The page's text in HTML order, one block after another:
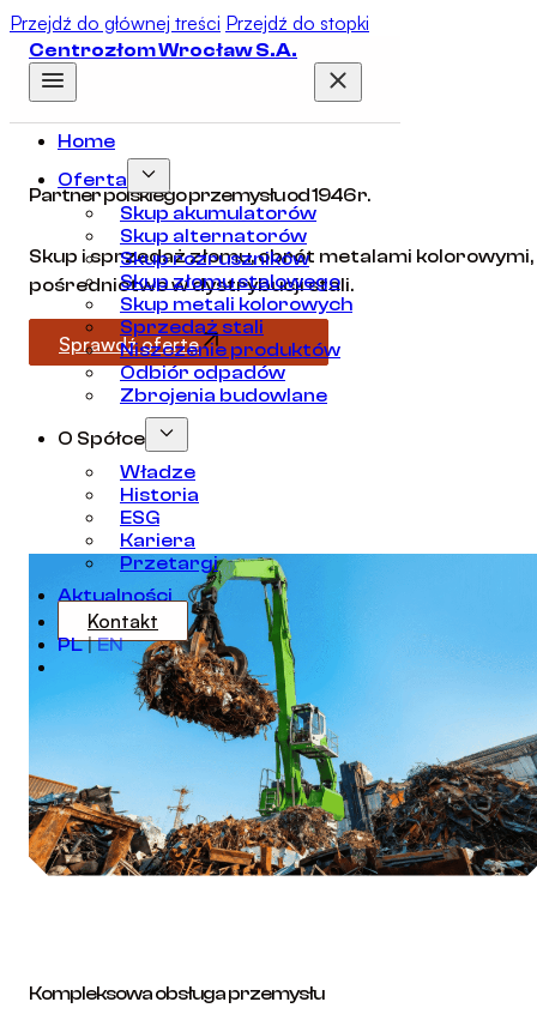
Przejdź do głównej treści Przejdź do stopki
Centrozłom Wrocław S.A.
Home
Oferta
Skup akumulatorów
Skup alternatorów
Skup rozruszników
Skup złomu stalowego
Skup metali kolorowych
Sprzedaż stali
Niszczenie produktów
Odbiór odpadów
Zbrojenia budowlane
O Spółce
Władze
Historia
ESG
Kariera
Przetargi
Aktualności
Kontakt
PL | EN
Partner polskiego przemysłu od 1946 r.
Skup i sprzedaż złomu, obrót metalami kolorowymi,
pośrednictwo w dystrybucji stali.
Sprawdź ofertę
Kompleksowa obsługa przemysłu